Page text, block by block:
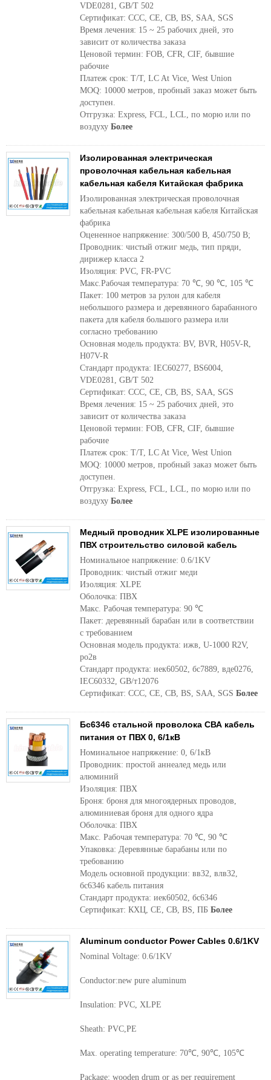
VDE0281, GB/T 502
Сертификат: CCC, CE, CB, BS, SAA, SGS
Время лечения: 15 ~ 25 рабочих дней, это
зависит от количества заказа
Ценовой термин: FOB, CFR, CIF, бывшие
рабочие
Платеж срок: T/T, LC At Vice, West Union
MOQ: 10000 метров, пробный заказ может быть
доступен.
Отгрузка: Express, FCL, LCL, по морю или по
воздуху Более
Изолированная электрическая
проволочная кабельная кабельная
кабельная кабеля Китайская фабрика
Изолированная электрическая проволочная
кабельная кабельная кабельная кабеля Китайская
фабрика
Оцененное напряжение: 300/500 В, 450/750 В;
Проводник: чистый отжиг медь, тип пряди,
дирижер класса 2
Изоляция: PVC, FR-PVC
Макс.Рабочая температура: 70 ℃, 90 ℃, 105 ℃
Пакет: 100 метров за рулон для кабеля
небольшого размера и деревянного барабанного
пакета для кабеля большого размера или
согласно требованию
Основная модель продукта: BV, BVR, H05V-R,
H07V-R
Стандарт продукта: IEC60277, BS6004,
VDE0281, GB/T 502
Сертификат: CCC, CE, CB, BS, SAA, SGS
Время лечения: 15 ~ 25 рабочих дней, это
зависит от количества заказа
Ценовой термин: FOB, CFR, CIF, бывшие
рабочие
Платеж срок: T/T, LC At Vice, West Union
MOQ: 10000 метров, пробный заказ может быть
доступен.
Отгрузка: Express, FCL, LCL, по морю или по
воздуху Более
Медный проводник XLPE изолированные
ПВХ строительство силовой кабель
Номинальное напряжение: 0.6/1KV
Проводник: чистый отжиг меди
Изоляция: XLPE
Оболочка: ПВХ
Макс. Рабочая температура: 90 ℃
Пакет: деревянный барабан или в соответствии
с требованием
Основная модель продукта: ижв, U-1000 R2V,
ро2в
Стандарт продукта: иек60502, бс7889, вде0276,
IEC60332, GB/т12076
Сертификат: CCC, CE, CB, BS, SAA, SGS Более
Бс6346 стальной проволока СВА кабель
питания от ПВХ 0, 6/1кВ
Номинальное напряжение: 0, 6/1кВ
Проводник: простой аннеалед медь или
алюминий
Изоляция: ПВХ
Броня: броня для многоядерных проводов,
алюминиевая броня для одного ядра
Оболочка: ПВХ
Макс. Рабочая температура: 70 ℃, 90 ℃
Упаковка: Деревянные барабаны или по
требованию
Модель основной продукции: вв32, влв32,
бс6346 кабель питания
Стандарт продукта: иек60502, бс6346
Сертификат: КХЦ, CE, CB, BS, ПБ Более
Aluminum conductor Power Cables 0.6/1KV
Nominal Voltage: 0.6/1KV
Conductor:new pure aluminum
Insulation: PVC, XLPE
Sheath: PVC,PE
Max. operating temperature: 70℃, 90℃, 105℃
Package: wooden drum or as per requirement